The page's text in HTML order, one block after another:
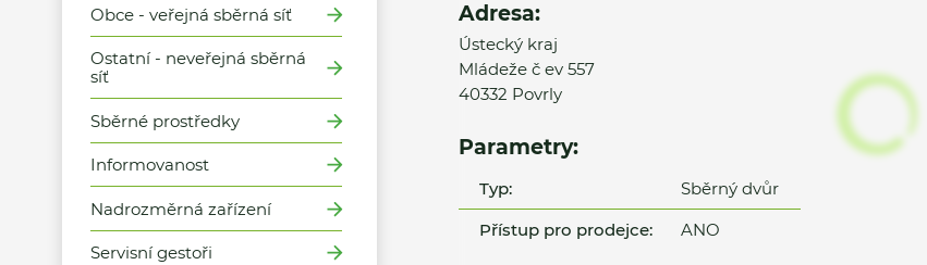
Obce - veřejná sběrná síť
Ostatní - neveřejná sběrná
síť
Sběrné prostředky
Informovanost
Nadrozměrná zařízení
Servisní gestoři
Adresa:
Ústecký kraj
Mládeže č ev 557
40332 Povrly
Parametry:
Typ:
Sběrný dvůr
Přístup pro prodejce:
ANO